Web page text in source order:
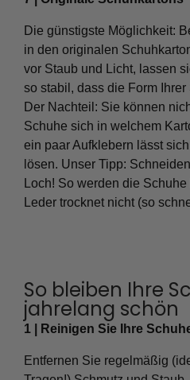
Die günstigste Möglichkeit:
in den originalen
vor Staub und Licht, lassen
so stabil, dass die Form
Der Nachteil: Sie können
Schuhe sich in welchem
ein paar Aufklebern lässt
lösen. Unser Tipp:
Loch! So werden die
Leder trocknet nicht (so
So bleiben Ihre
jahrelang schön
1 | Reinigen Sie Ihre
Entfernen Sie regelmäßig